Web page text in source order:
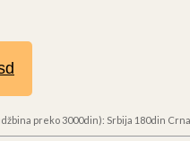
preko 3000din): Srbija 180din